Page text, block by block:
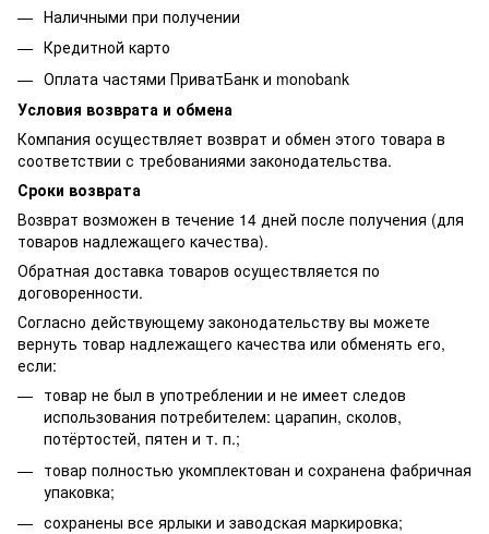
Наличными при получении
Кредитной карто
Оплата частями ПриватБанк и monobank
Условия возврата и обмена
Компания осуществляет возврат и обмен этого товара в
соответствии с требованиями законодательства.
Сроки возврата
Возврат возможен в течение 14 дней после получения (для
товаров надлежащего качества).
Обратная доставка товаров осуществляется по
договоренности.
Согласно действующему законодательству вы можете
вернуть товар надлежащего качества или обменять его,
если:
товар не был в употреблении и не имеет следов
использования потребителем: царапин, сколов,
потёртостей, пятен и т. п.;
товар полностью укомплектован и сохранена фабричная
упаковка;
сохранены все ярлыки и заводская маркировка;